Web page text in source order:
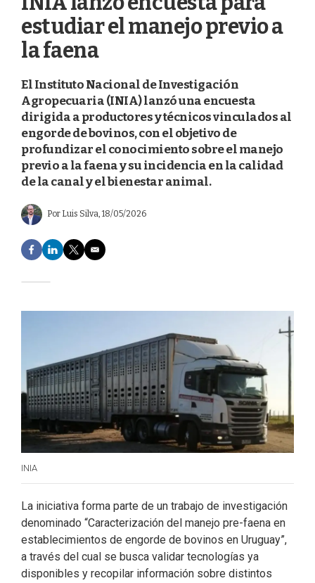
estudiar el manejo previo a
la faena
El Instituto Nacional de Investigación
Agropecuaria (INIA) lanzó una encuesta
dirigida a productores y técnicos vinculados al
engorde de bovinos, con el objetivo de
profundizar el conocimiento sobre el manejo
previo a la faena y su incidencia en la calidad
de la canal y el bienestar animal.
Por Luis Silva, 18/05/2026
F
a
e
o
L
i
d
T
w
e
E
m
INIA
La iniciativa forma parte de un trabajo de investigación
denominado “Caracterización del manejo pre-faena en
establecimientos de engorde de bovinos en Uruguay”,
a través del cual se busca validar tecnologías ya
disponibles y recopilar información sobre distintos